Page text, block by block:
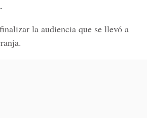
la audiencia que se llevó a